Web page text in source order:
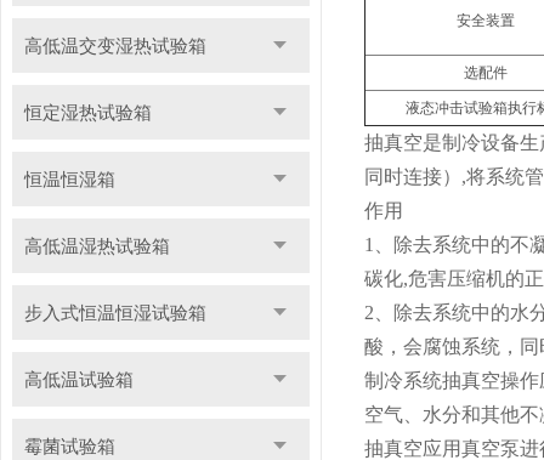
高低温交变湿热试验箱
恒定湿热试验箱
恒温恒湿箱
高低温湿热试验箱
步入式恒温恒湿试验箱
高低温试验箱
霉菌试验箱
安全装置
选配件
液态冲击试验箱执行
抽真空是制冷设备
同时连接）,将系统
作用
1、除去系统中的不
碳化,危害压缩机的
2、除去系统中的水
酸，会腐蚀系统，
制冷系统抽真空操
空气、水分和其他
抽真空应用真空泵